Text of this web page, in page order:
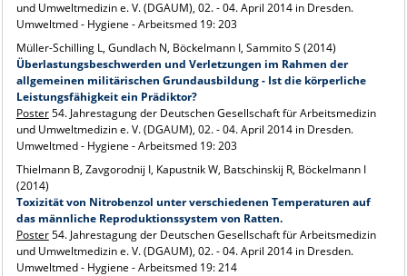
und Umweltmedizin e. V. (DGAUM), 02. - 04. April 2014 in Dresden.
Umweltmed - Hygiene - Arbeitsmed 19: 203
Müller-Schilling L, Gundlach N, Böckelmann I, Sammito S (2014)
Überlastungsbeschwerden und Verletzungen im Rahmen der
allgemeinen militärischen Grundausbildung - Ist die körperliche
Leistungsfähigkeit ein Prädiktor?
Poster54. Jahrestagung der Deutschen Gesellschaft für Arbeitsmedizin
und Umweltmedizin e. V. (DGAUM), 02. - 04. April 2014 in Dresden.
Umweltmed - Hygiene - Arbeitsmed 19: 203
Thielmann B, Zavgorodnij I, Kapustnik W, Batschinskij R, Böckelmann I
(2014)
Toxizität von Nitrobenzol unter verschiedenen Temperaturen auf
das männliche Reproduktionssystem von Ratten.
Poster54. Jahrestagung der Deutschen Gesellschaft für Arbeitsmedizin
und Umweltmedizin e. V. (DGAUM), 02. - 04. April 2014 in Dresden.
Umweltmed - Hygiene - Arbeitsmed 19: 214